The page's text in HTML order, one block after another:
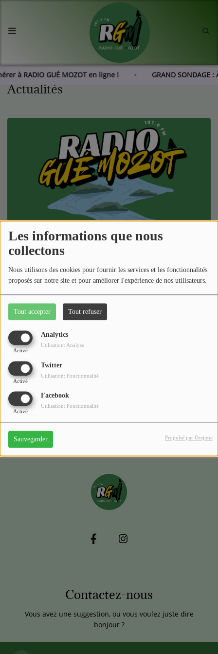
Les informations que nous
collectons
Nous utilisons des cookies pour fournir les services et les fonctionnalités
proposés sur notre site et pour améliorer l'expérience de nos utilisateurs.
Tout accepter Tout refuser
Analytics
Activé
Utilisation: Analyse
Twitter
Activé
Utilisation: Fonctionnalité
Facebook
Activé
Utilisation: Fonctionnalité
Sauvegarder Propulsé par Orejime
à RADIO GUÉ MOZOT en ligne ! GRAND
Agenda
Les actus de RGM
L'histoire de RGM
Emissions
Médias
Podcasts
Participez
Dédicaces
Jeux Concours
Contact
Actualités
Radio Gué Mozot recrute ses nouveaux
bénévoles !
Contactez-nous
Vous avez une suggestion, ou vous voulez juste dire
bonjour ?